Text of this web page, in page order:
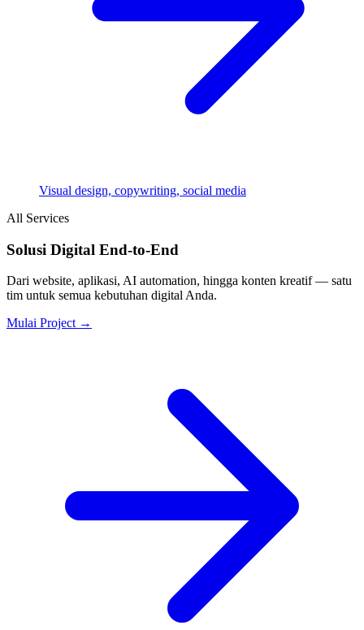
Visual design, copywriting, social media
All Services
Solusi Digital End-to-End
Dari website, aplikasi, AI automation, hingga konten kreatif — satu
tim untuk semua kebutuhan digital Anda.
Mulai Project →